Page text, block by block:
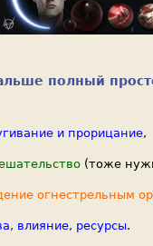
полный
и прорицание,
(тоже
огнестрельным
влияние, ресурсы.